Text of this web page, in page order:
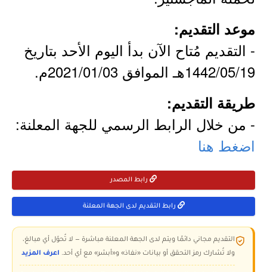
موعد التقديم:
- التقديم مُتاح الآن بدأ اليوم الأحد بتاريخ
1442/05/19هـ الموافق 2021/01/03م.
طريقة التقديم:
- من خلال الرابط الرسمي للجهة المعلنة:
اضغط هنا
رابط المصدر
رابط التقديم لدى الجهة المعلنة
التقديم مجاني دائمًا ويتم لدى الجهة المعلنة مباشرة — لا تُحوّل أي مبالغ،
ولا تُشارك رمز التحقق أو بيانات «نفاذ» و«أبشر» مع أي أحد. اعرف المزيد